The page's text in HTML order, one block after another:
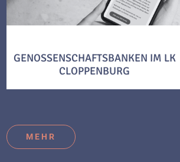
GENOSSENSCHAFTSBANKEN IM LK
CLOPPENBURG
MEHR